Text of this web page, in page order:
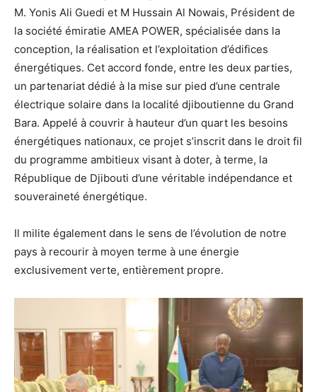
M. Yonis Ali Guedi et M Hussain Al Nowais, Président de
la société émiratie AMEA POWER, spécialisée dans la
conception, la réalisation et l’exploitation d’édifices
énergétiques. Cet accord fonde, entre les deux parties,
un partenariat dédié à la mise sur pied d’une centrale
électrique solaire dans la localité djiboutienne du Grand
Bara. Appelé à couvrir à hauteur d’un quart les besoins
énergétiques nationaux, ce projet s’inscrit dans le droit fil
du programme ambitieux visant à doter, à terme, la
République de Djibouti d’une véritable indépendance et
souveraineté énergétique.
Il milite également dans le sens de l’évolution de notre
pays à recourir à moyen terme à une énergie
exclusivement verte, entièrement propre.